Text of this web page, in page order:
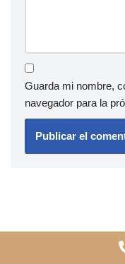
Guarda mi nombre,
navegador para la